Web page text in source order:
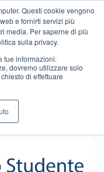
Questi cookie vengono
e fornirti servizi più
media. Per saperne di più
sulla privacy.
tue informazioni.
dovremo utilizzare solo
di effettuare